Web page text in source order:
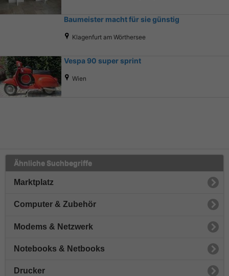
Baumeister macht für sie günstig
Klagenfurt am Wörthersee
Vespa 90 super sprint
Wien
Ähnliche Suchbegriffe
Marktplatz
Computer & Zubehör
Modems & Netzwerk
Notebooks & Netbooks
Drucker